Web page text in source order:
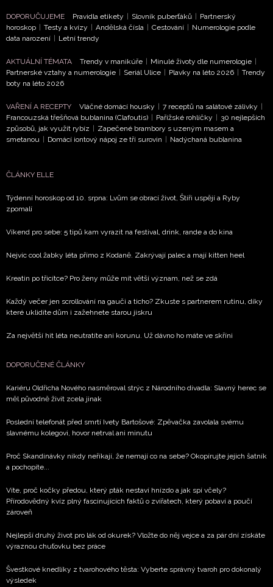
seznámili se
Zásadami ochrany soukromí -
s.r.o. bude s Vašimi údaji pracovat zejména k organizaci a
vyhodnocení akce a zasílání novinek.
Chcete navíc dostávat i další zajímavé a exkluzivní informace
partnerů? Pokud souhlasíte se zpracováním údajů k tomuto
toto pole.
DOPORUČUJEME Pravidla etikety | Slovník puberťáků | Partnerský
horoskop | Testy a kvízy | Andělská čísla | Cestování | Numerologie podle
data narození | Letní trendy
AKTUÁLNÍ TÉMATA Trendy v manikúře | Minulé životy dle numerologie |
Partnerské vztahy a numerologie | Seriál Ulice | Plavky na léto 2026 | Trendy
boty na léto 2026
VAŘENÍ A RECEPTY Vláčné domácí housky | 7 receptů na salátové zálivky |
Francouzská třešňová bublanina (Clafoutis) | Pařížské rohlíčky | 30 nejlepších
způsobů, jak využít rybíz | Zapečené brambory s uzeným masem a
smetanou | Domácí iontový nápoj ze tří surovin | Nadýchaná bublanina
ČLÁNKY ELLE
Týdenní horoskop od 10. srpna: Lvům se obrací život, Štíři uspějí a Ryby
zpomalí
Víkend pro sebe: 5 tipů kam vyrazit na festival, drink, rande a do kina
Nejvíc cool žabky léta přímo z Kodaně. Zakrývají palec a mají kitten heel
Kreatin po třicítce? Pro ženy může mít větší význam, než se zdá
Každý večer jen scrollování na gauči a ticho? Zkuste s partnerem rutinu, díky
které uklidíte dům i zažehnete starou jiskru
Za největší hit léta neutratíte ani korunu. Už dávno ho máte ve skříni
DOPORUČENÉ ČLÁNKY
Kariéru Oldřicha Nového nasměroval strýc z Národního divadla: Slavný herec se
měl původně živit zcela jinak
Poslední telefonát před smrtí Ivety Bartošové: Zpěvačka zavolala svému
slavnému kolegovi, hovor netrval ani minutu
Proč Skandinávky nikdy neříkají, že nemají co na sebe? Okopírujte jejich šatník
a pochopíte...
Víte, proč kočky předou, který pták nestaví hnízdo a jak spí včely?
Přírodovědný kvíz plný fascinujících faktů o zvířatech, který pobaví a poučí
zároveň
Nejlepší druhý život pro lák od okurek? Vložte do něj vejce a za pár dní získáte
výraznou chuťovku bez práce
Švestkové knedlíky z tvarohového těsta: Vyberte správný tvaroh pro dokonalý
výsledek